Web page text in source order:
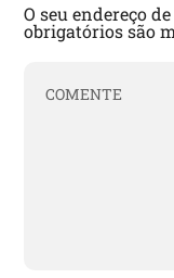
O seu endereço
obrigatórios são